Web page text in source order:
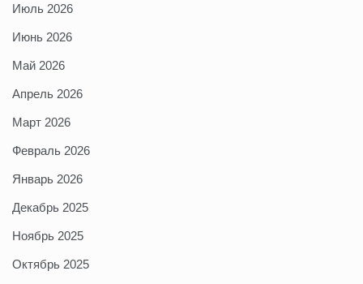
Июль 2026
Июнь 2026
Май 2026
Апрель 2026
Март 2026
Февраль 2026
Январь 2026
Декабрь 2025
Ноябрь 2025
Октябрь 2025